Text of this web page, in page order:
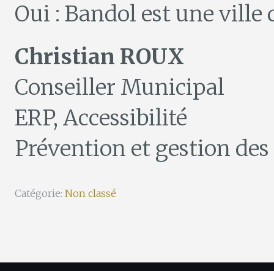
Oui : Bandol est une
Christian ROUX
Conseiller Municipal
ERP, Accessibilité
Prévention et gestion
Catégorie: Non classé